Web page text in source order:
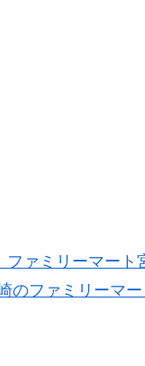
ファミリーマー
のファミリーマー